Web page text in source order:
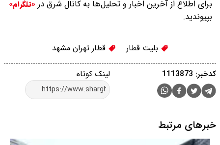
برای اطلاع از آخرین اخبار و تحلیل‌ها به کانال شرق در «تلگرام»
بپیوندید.
بلیت قطار قطار تهران مشهد
لینک کوتاه کدخبر: 1113873
خبرهای مرتبط